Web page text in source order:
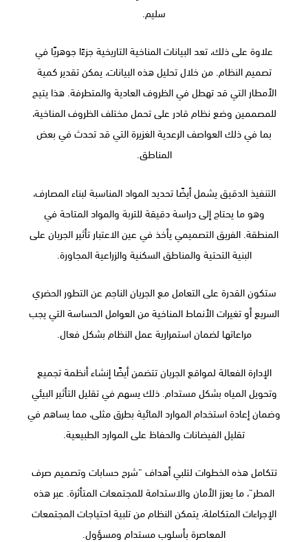
سليم.
علاوة على ذلك، تعد البيانات المناخية التاريخية جزءًا جوهريًا في
تصميم النظام. من خلال تحليل هذه البيانات، يمكن تقدير كمية
الأمطار التي قد تهطل في الظروف العادية والمتطرفة. هذا يتيح
للمصممين وضع نظام قادر على تحمل مختلف الظروف المناخية،
بما في ذلك العواصف الرعدية الغزيرة التي قد تحدث في بعض
المناطق.
التنفيذ الدقيق يشمل أيضًا تحديد المواد المناسبة لبناء المصارف،
وهو ما يحتاج إلى دراسة دقيقة للتربة والمواد المتاحة في
المنطقة. الفريق التصميمي يأخذ في عين الاعتبار تأثير الجريان على
البنية التحتية والمناطق السكنية والزراعية المجاورة.
ستكون القدرة على التعامل مع الجريان الناجم عن التطور الحضري
السريع أو تغيرات الأنماط المناخية من العوامل الحساسة التي يجب
مراعاتها لضمان استمرارية عمل النظام بشكل فعال.
الإدارة الفعالة لمواقع الجريان تتضمن أيضًا إنشاء أنظمة تجميع
وتحويل المياه بشكل مستدام. ذلك يسهم في تقليل التأثير البيئي
وضمان إعادة استخدام الموارد المائية بطرق مثلى، مما يساهم في
تقليل الفيضانات والحفاظ على الموارد الطبيعية.
تتكامل هذه الخطوات لتلبي أهداف “شرح حسابات وتصميم صرف
المطر”، ما يعزز الأمان والاستدامة للمجتمعات المتأثرة. عبر هذه
الإجراءات المتكاملة، يتمكن النظام من تلبية احتياجات المجتمعات
المعاصرة بأسلوب مستدام ومسؤول.